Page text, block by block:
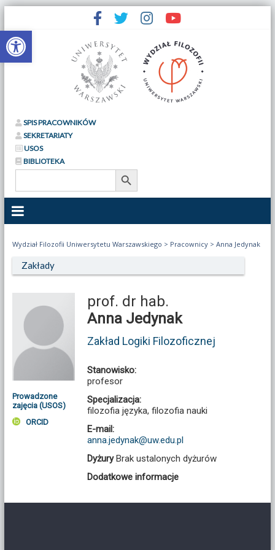
Otwórz pasek narzędzi
SPIS PRACOWNIKÓW
SEKRETARIATY
USOS
BIBLIOTEKA
Search
Search Button
Wydział Filozofii Uniwersytetu Warszawskiego > Pracownicy> Anna Jedynak
Zakłady
Prowadzone
zajęcia (USOS)
ORCID
prof. dr hab.
Anna Jedynak
Zakład Logiki Filozoficznej
Stanowisko:
profesor
Specjalizacja:
filozofia języka, filozofia nauki
E-mail:
anna.jedynak@uw.edu.pl
Dyżury Brak ustalonych dyżurów
Dodatkowe informacje